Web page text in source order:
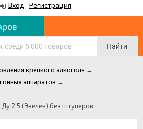
Вход Регистрация
Найти
крепкого алкоголя →
аппаратов →
2,5 (Эвелен) без штуцеров